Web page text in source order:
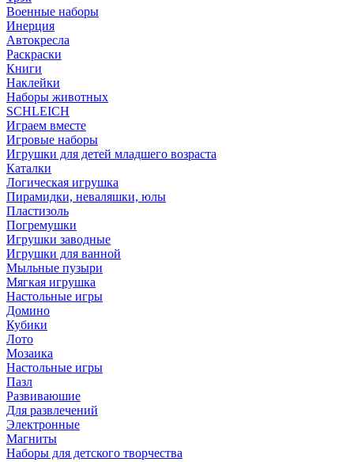
Военные наборы
Инерция
Автокресла
Раскраски
Книги
Наклейки
Наборы животных
SCHLEICH
Играем вместе
Игровые наборы
Игрушки для детей младшего возраста
Каталки
Логическая игрушка
Пирамидки, неваляшки, юлы
Пластизоль
Погремушки
Игрушки заводные
Игрушки для ванной
Мыльные пузыри
Мягкая игрушка
Настольные игры
Домино
Кубики
Лото
Мозаика
Настольные игры
Пазл
Развиваюшие
Для развлечений
Электронные
Магниты
Наборы для детского творчества